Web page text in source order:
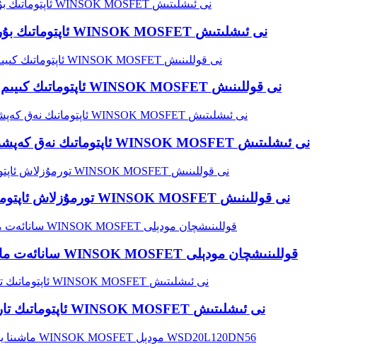
ئاپتوماتىك بۇرمىلاش ماشىنىسىدا WINSOK MOSFET نى ئىشلىتىش
ئاپتوماتىك كىيىم تىكىش ماشىنىسىدا WINSOK MOSFET نى قوللىنىش
ئاپتوماتىك نەق كەپشەرلەش ماشىنىسىدا WINSOK MOSFET نى ئىشلىتىش
تورمۇزلاش ئاپتوماتىك ئۈسكۈنىلىرىدە WINSOK MOSFET نى قوللىنىش
سانائەت ماشىنا ئادەملىرىدىكى WINSOK MOSFET قوللىنىشچان مودېلى
ئاپتوماتىك تارقىتىش ماشىنىسىدا WINSOK MOSFET نى ئىشلىتىش